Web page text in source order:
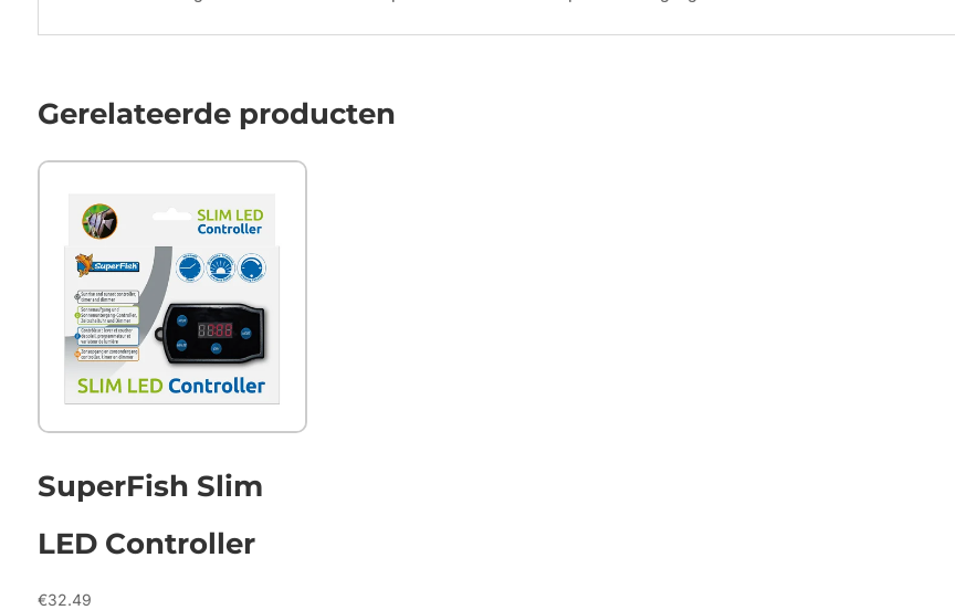
Gerelateerde producten
SuperFish Slim
LED Controller
€32.49